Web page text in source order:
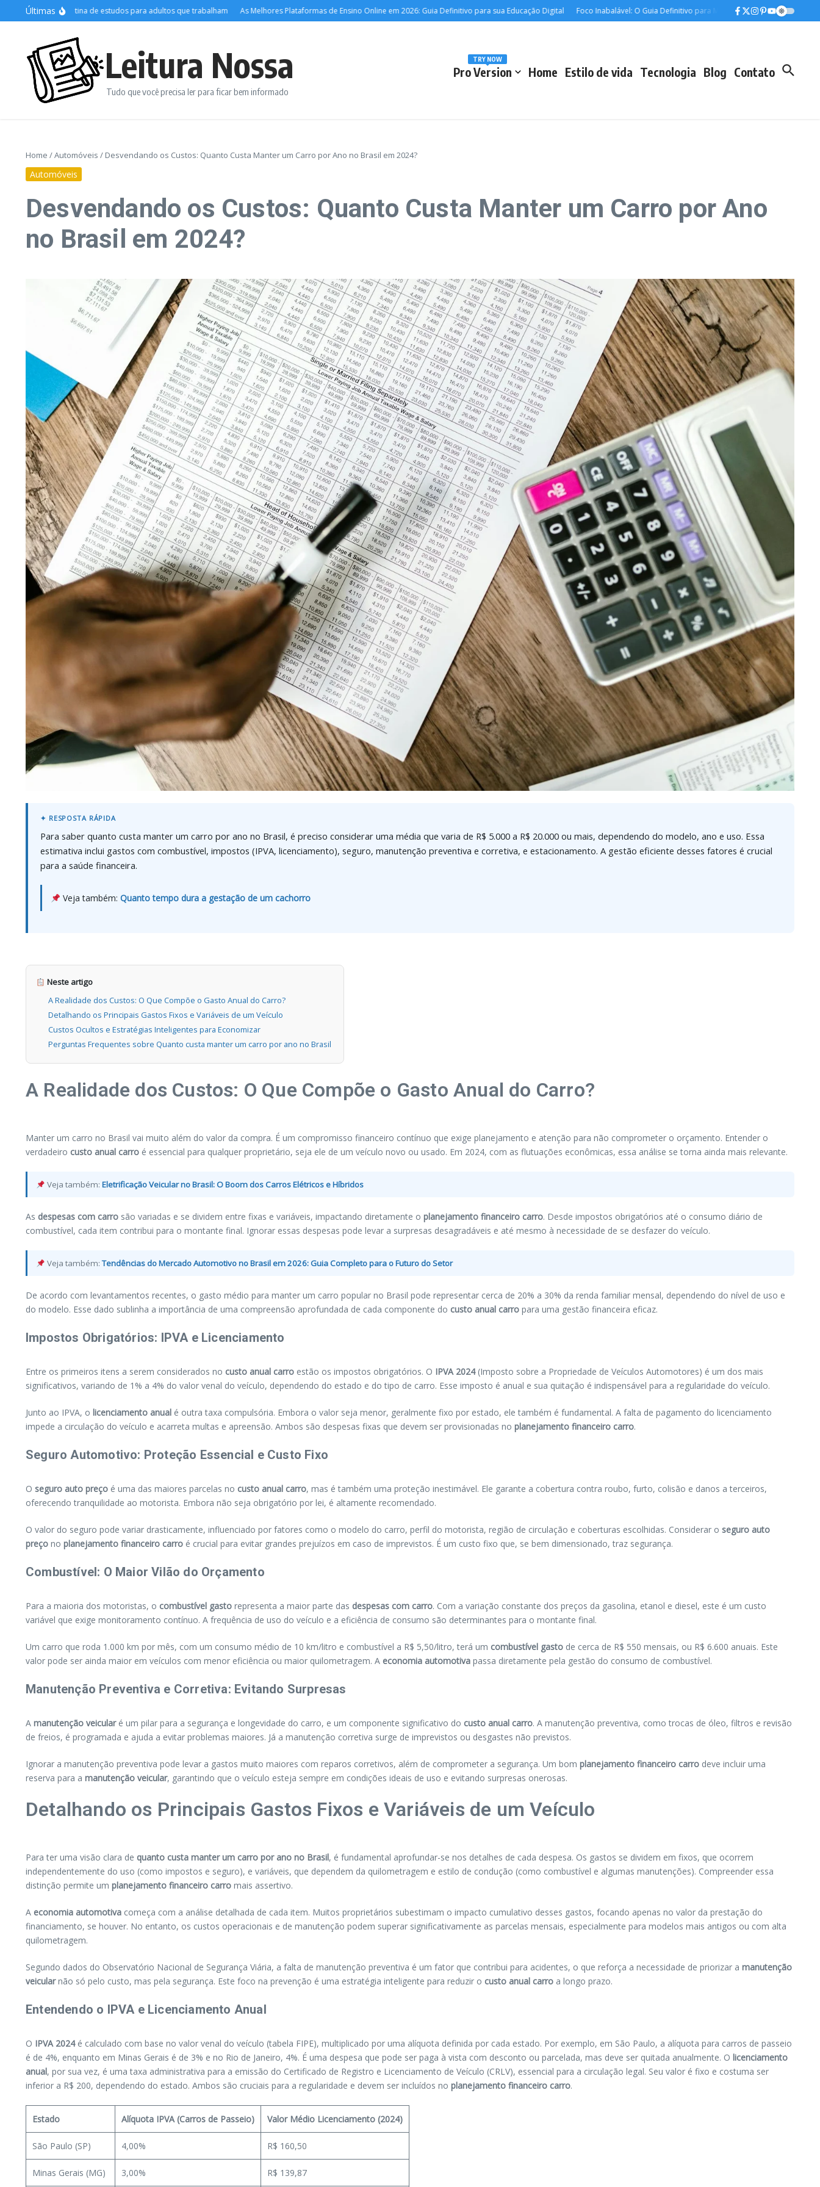
Ir para o conteúdo
Últimas
a rotina de estudos para adultos que trabalham As Melhores Plataformas de Ensino Online em 2026: Guia Definitivo para sua Educação Digital Foco Inabalável: O Guia Definitivo para Manter a Concentração nos Estudos
Leitura Nossa
Tudo que você precisa ler para ficar bem informado
Pro Version
TRY NOW
Home Estilo de vida Tecnologia Blog Contato
Home /Automóveis / Desvendando os Custos: Quanto Custa Manter um Carro por Ano no Brasil em 2024?
Automóveis
Desvendando os Custos: Quanto Custa Manter um Carro por Ano
no Brasil em 2024?
Para saber quanto custa manter um carro por ano no Brasil, é preciso considerar uma média que varia de R$ 5.000 a R$ 20.000 ou mais, dependendo do modelo, ano e uso. Essa
estimativa inclui gastos com combustível, impostos (IPVA, licenciamento), seguro, manutenção preventiva e corretiva, e estacionamento. A gestão eficiente desses fatores é crucial
para a saúde financeira.
Veja também: Quanto tempo dura a gestação de um cachorro​
Neste artigo
A Realidade dos Custos: O Que Compõe o Gasto Anual do Carro?
Detalhando os Principais Gastos Fixos e Variáveis de um Veículo
Custos Ocultos e Estratégias Inteligentes para Economizar
Perguntas Frequentes sobre Quanto custa manter um carro por ano no Brasil
A Realidade dos Custos: O Que Compõe o Gasto Anual do Carro?
Manter um carro no Brasil vai muito além do valor da compra. É um compromisso financeiro contínuo que exige planejamento e atenção para não comprometer o orçamento. Entender o
verdadeiro custo anual carro é essencial para qualquer proprietário, seja ele de um veículo novo ou usado. Em 2024, com as flutuações econômicas, essa análise se torna ainda mais relevante.
Veja também:Eletrificação Veicular no Brasil: O Boom dos Carros Elétricos e Híbridos
As despesas com carro são variadas e se dividem entre fixas e variáveis, impactando diretamente o planejamento financeiro carro. Desde impostos obrigatórios até o consumo diário de
combustível, cada item contribui para o montante final. Ignorar essas despesas pode levar a surpresas desagradáveis e até mesmo à necessidade de se desfazer do veículo.
Veja também:Tendências do Mercado Automotivo no Brasil em 2026: Guia Completo para o Futuro do Setor
De acordo com levantamentos recentes, o gasto médio para manter um carro popular no Brasil pode representar cerca de 20% a 30% da renda familiar mensal, dependendo do nível de uso e
do modelo. Esse dado sublinha a importância de uma compreensão aprofundada de cada componente do custo anual carro para uma gestão financeira eficaz.
Impostos Obrigatórios: IPVA e Licenciamento
Entre os primeiros itens a serem considerados no custo anual carro estão os impostos obrigatórios. O IPVA 2024(Imposto sobre a Propriedade de Veículos Automotores) é um dos mais
significativos, variando de 1% a 4% do valor venal do veículo, dependendo do estado e do tipo de carro. Esse imposto é anual e sua quitação é indispensável para a regularidade do veículo.
Junto ao IPVA, o licenciamento anual é outra taxa compulsória. Embora o valor seja menor, geralmente fixo por estado, ele também é fundamental. A falta de pagamento do licenciamento
impede a circulação do veículo e acarreta multas e apreensão. Ambos são despesas fixas que devem ser provisionadas no planejamento financeiro carro.
Seguro Automotivo: Proteção Essencial e Custo Fixo
O seguro auto preço é uma das maiores parcelas no custo anual carro, mas é também uma proteção inestimável. Ele garante a cobertura contra roubo, furto, colisão e danos a terceiros,
oferecendo tranquilidade ao motorista. Embora não seja obrigatório por lei, é altamente recomendado.
O valor do seguro pode variar drasticamente, influenciado por fatores como o modelo do carro, perfil do motorista, região de circulação e coberturas escolhidas. Considerar o seguro auto
preço no planejamento financeiro carro é crucial para evitar grandes prejuízos em caso de imprevistos. É um custo fixo que, se bem dimensionado, traz segurança.
Combustível: O Maior Vilão do Orçamento
Para a maioria dos motoristas, o combustível gasto representa a maior parte das despesas com carro. Com a variação constante dos preços da gasolina, etanol e diesel, este é um custo
variável que exige monitoramento contínuo. A frequência de uso do veículo e a eficiência de consumo são determinantes para o montante final.
Um carro que roda 1.000 km por mês, com um consumo médio de 10 km/litro e combustível a R$ 5,50/litro, terá um combustível gasto de cerca de R$ 550 mensais, ou R$ 6.600 anuais. Este
valor pode ser ainda maior em veículos com menor eficiência ou maior quilometragem. A economia automotiva passa diretamente pela gestão do consumo de combustível.
Manutenção Preventiva e Corretiva: Evitando Surpresas
A manutenção veicularé um pilar para a segurança e longevidade do carro, e um componente significativo do custo anual carro. A manutenção preventiva, como trocas de óleo, filtros e revisão
de freios, é programada e ajuda a evitar problemas maiores. Já a manutenção corretiva surge de imprevistos ou desgastes não previstos.
Ignorar a manutenção preventiva pode levar a gastos muito maiores com reparos corretivos, além de comprometer a segurança. Um bom planejamento financeiro carro deve incluir uma
reserva para a manutenção veicular, garantindo que o veículo esteja sempre em condições ideais de uso e evitando surpresas onerosas.
Detalhando os Principais Gastos Fixos e Variáveis de um Veículo
Para ter uma visão clara de quanto custa manter um carro por ano no Brasil, é fundamental aprofundar-se nos detalhes de cada despesa. Os gastos se dividem em fixos, que ocorrem
independentemente do uso (como impostos e seguro), e variáveis, que dependem da quilometragem e estilo de condução (como combustível e algumas manutenções). Compreender essa
distinção permite um planejamento financeiro carro mais assertivo.
A economia automotiva começa com a análise detalhada de cada item. Muitos proprietários subestimam o impacto cumulativo desses gastos, focando apenas no valor da prestação do
financiamento, se houver. No entanto, os custos operacionais e de manutenção podem superar significativamente as parcelas mensais, especialmente para modelos mais antigos ou com alta
quilometragem.
Segundo dados do Observatório Nacional de Segurança Viária, a falta de manutenção preventiva é um fator que contribui para acidentes, o que reforça a necessidade de priorizar a manutenção
veicularnão só pelo custo, mas pela segurança. Este foco na prevenção é uma estratégia inteligente para reduzir o custo anual carro a longo prazo.
Entendendo o IPVA e Licenciamento Anual
O IPVA 2024é calculado com base no valor venal do veículo (tabela FIPE), multiplicado por uma alíquota definida por cada estado. Por exemplo, em São Paulo, a alíquota para carros de passeio
é de 4%, enquanto em Minas Gerais é de 3% e no Rio de Janeiro, 4%. É uma despesa que pode ser paga à vista com desconto ou parcelada, mas deve ser quitada anualmente. O licenciamento
anual, por sua vez, é uma taxa administrativa para a emissão do Certificado de Registro e Licenciamento de Veículo (CRLV), essencial para a circulação legal. Seu valor é fixo e costuma ser
inferior a R$ 200, dependendo do estado. Ambos são cruciais para a regularidade e devem ser incluídos no planejamento financeiro carro.
Estado Alíquota IPVA (Carros de Passeio) Valor Médio Licenciamento (2024)
São Paulo (SP) 4,00% R$ 160,50
Minas Gerais (MG) 3,00% R$ 139,87